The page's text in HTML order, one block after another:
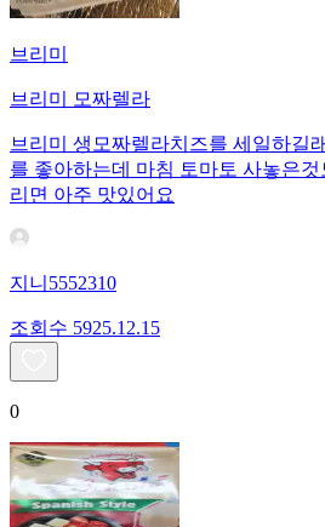
브리미
브리미 모짜렐라
브리미 생모짜렐라치즈를 세일하길
를 좋아하는데 마침 토마토 사놓은
리면 아주 맛있어요
지니5552310
조회수 5925.12.15
0